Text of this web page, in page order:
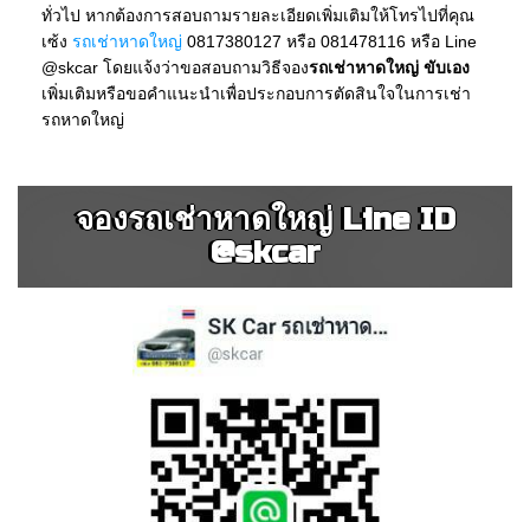
ทั่วไป หากต้องการสอบถามรายละเอียดเพิ่มเติมให้โทรไปที่คุณ
เซ้ง รถเช่าหาดใหญ่ 0817380127 หรือ 081478116 หรือ Line
@skcar โดยแจ้งว่าขอสอบถามวิธีจองรถเช่าหาดใหญ่ ขับเอง
เพิ่มเติมหรือขอคำแนะนำเพื่อประกอบการตัดสินใจในการเช่า
รถหาดใหญ่
จองรถเช่าหาดใหญ่ Line ID
@skcar